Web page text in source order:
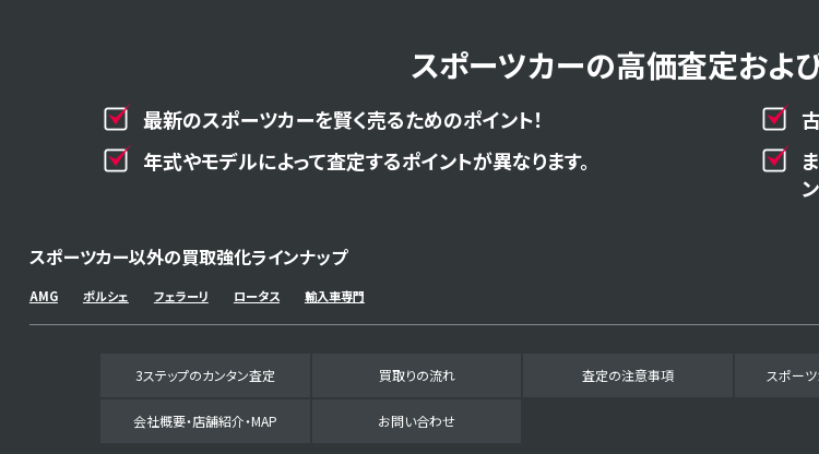
スポーツカーの高価査定および
最新のスポーツカーを賢く売るためのポイント！
年式やモデルによって査定するポイントが異なります。
スポーツカー以外の買取強化ラインナップ
AMG ポルシェ フェラーリ ロータス 輸入車専門
3ステップのカンタン査定 買取りの流れ 査定の注意事項 スポー
会社概要・店舗紹介・MAP お問い合わせ